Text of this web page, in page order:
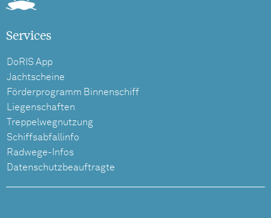
Services
DoRIS App
Jachtscheine
Förderprogramm Binnenschiff
Liegenschaften
Treppelwegnutzung
Schiffsabfallinfo
Radwege-Infos
Datenschutzbeauftragte